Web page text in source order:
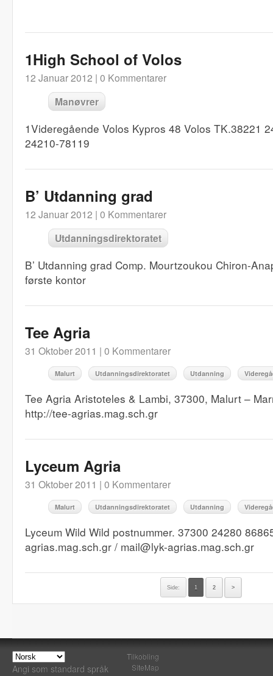
1High School of Volos
12 Januar 2012 | 0 Kommentarer
Manøvrer
1Videregående Volos Kypros 48 Volos TK.38221
24210-78119
B’ Utdanning grad
12 Januar 2012 | 0 Kommentarer
Utdanningsdirektoratet
B’ Utdanning grad Comp. Mourtzoukou Chiron-
første kontor
Tee Agria
31 Oktober 2011 | 0 Kommentarer
Malurt Utdanningsdirektoratet Utdanning
Tee Agria Aristoteles & Lambi, 37300, Malurt –
http://tee-agrias.mag.sch.gr
Lyceum Agria
31 Oktober 2011 | 0 Kommentarer
Malurt Utdanningsdirektoratet Utdanning
Lyceum Wild Wild postnummer. 37300 24280
agrias.mag.sch.gr / mail@lyk-agrias.mag.sch.gr
Side: 1 2 >
Angi som standard språk
Tilkobling
SiteMap